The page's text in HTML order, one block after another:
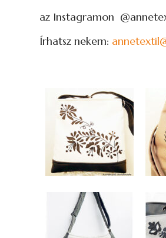
az Instagramon
Írhatsz nekem: